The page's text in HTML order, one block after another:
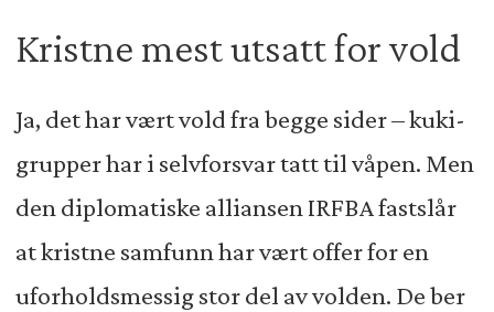
Kristne mest utsatt for vold
Ja, det har vært vold fra begge sider – kuki-
grupper har i selvforsvar tatt til våpen. Men
den diplomatiske alliansen IRFBA fastslår
at kristne samfunn har vært offer for en
uforholdsmessig stor del av volden. De ber